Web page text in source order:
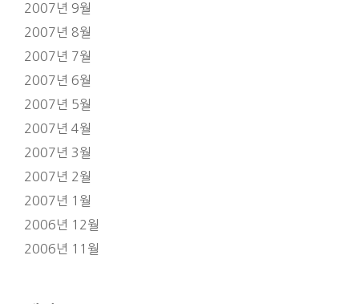
2007년 9월
2007년 8월
2007년 7월
2007년 6월
2007년 5월
2007년 4월
2007년 3월
2007년 2월
2007년 1월
2006년 12월
2006년 11월